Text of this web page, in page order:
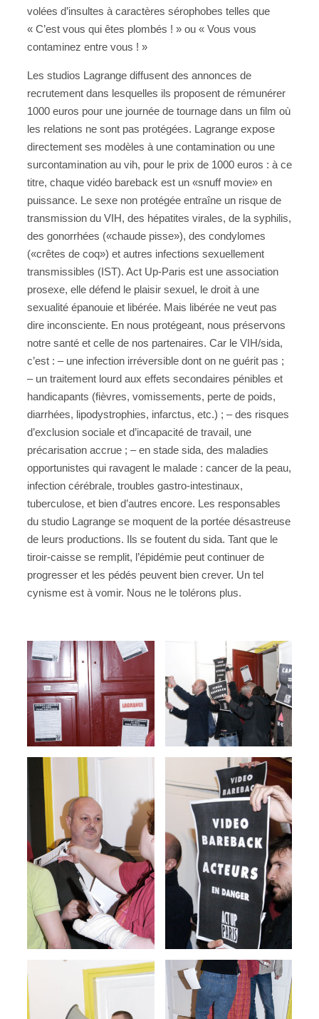
volées d’insultes à caractères sérophobes telles que
« C’est vous qui êtes plombés ! » ou « Vous vous
contaminez entre vous ! »
Les studios Lagrange diffusent des annonces de
recrutement dans lesquelles ils proposent de rémunérer
1000 euros pour une journée de tournage dans un film où
les relations ne sont pas protégées. Lagrange expose
directement ses modèles à une contamination ou une
surcontamination au vih, pour le prix de 1000 euros : à ce
titre, chaque vidéo bareback est un «snuff movie» en
puissance. Le sexe non protégée entraîne un risque de
transmission du VIH, des hépatites virales, de la syphilis,
des gonorrhées («chaude pisse»), des condylomes
(«crêtes de coq») et autres infections sexuellement
transmissibles (IST). Act Up-Paris est une association
prosexe, elle défend le plaisir sexuel, le droit à une
sexualité épanouie et libérée. Mais libérée ne veut pas
dire inconsciente. En nous protégeant, nous préservons
notre santé et celle de nos partenaires. Car le VIH/sida,
c’est : – une infection irréversible dont on ne guérit pas ;
– un traitement lourd aux effets secondaires pénibles et
handicapants (fièvres, vomissements, perte de poids,
diarrhées, lipodystrophies, infarctus, etc.) ; – des risques
d’exclusion sociale et d’incapacité de travail, une
précarisation accrue ; – en stade sida, des maladies
opportunistes qui ravagent le malade : cancer de la peau,
infection cérébrale, troubles gastro-intestinaux,
tuberculose, et bien d’autres encore. Les responsables
du studio Lagrange se moquent de la portée désastreuse
de leurs productions. Ils se foutent du sida. Tant que le
tiroir-caisse se remplit, l’épidémie peut continuer de
progresser et les pédés peuvent bien crever. Un tel
cynisme est à vomir. Nous ne le tolérons plus.